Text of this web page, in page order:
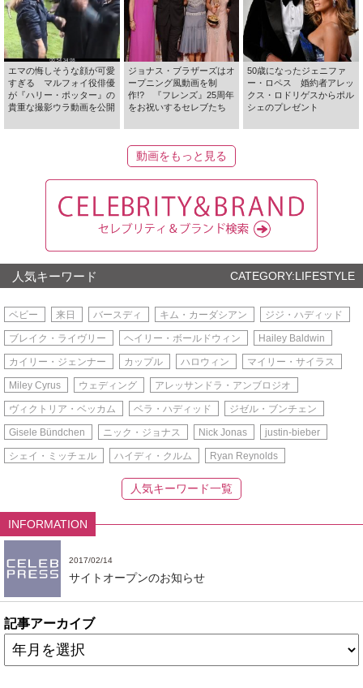
エマの悔しそうな顔が可愛
すぎる マルフォイ役俳優
が『ハリー・ポッター』の
貴重な撮影ウラ動画を公開
ジョナス・ブラザーズはオ
ープニング風動画を制
作!? 『フレンズ』25周年
をお祝いするセレブたち
50歳になったジェニファ
ー・ロペス 婚約者アレッ
クス・ロドリゲスからポル
シェのプレゼント
動画をもっと見る
人気キーワード CATEGORY:LIFESTYLE
ベビー 来日 バースディ キム・カーダシアン ジジ・ハディッド
ブレイク・ライヴリー ヘイリー・ボールドウィン Hailey Baldwin
カイリー・ジェンナー カップル ハロウィン マイリー・サイラス
Miley Cyrus ウェディング アレッサンドラ・アンブロジオ
ヴィクトリア・ベッカム ベラ・ハディッド ジゼル・ブンチェン
Gisele Bündchen ニック・ジョナス Nick Jonas justin-bieber
シェイ・ミッチェル ハイディ・クルム Ryan Reynolds
人気キーワード一覧
INFORMATION
2017/02/14
サイトオープンのお知らせ
記事アーカイブ